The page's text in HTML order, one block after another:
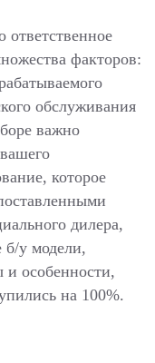
факторов:
обслуживания
важно
которое
дилера,
б/у модели,
и особенности,
на 100%.